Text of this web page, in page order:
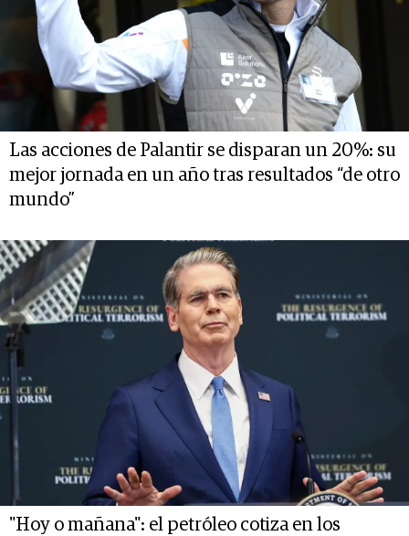
Las acciones de Palantir se disparan un 20%: su
mejor jornada en un año tras resultados “de otro
mundo”
"Hoy o mañana": el petróleo cotiza en los